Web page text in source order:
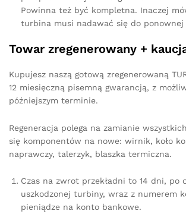
Powinna też być kompletna. Inaczej
turbina musi nadawać się do ponownej
Towar zregenerowany +
Kupujesz naszą gotową zregenerowaną
12 miesięczną pisemną gwarancją, z
późniejszym terminie.
Regeneracja polega na zamianie
się komponentów na nowe: wirnik, koło
naprawczy, talerzyk, blaszka termiczna.
Czas na zwrot przekładni to 14 dni, po
uszkodzonej turbiny, wraz z numerem
pieniądze na konto bankowe.